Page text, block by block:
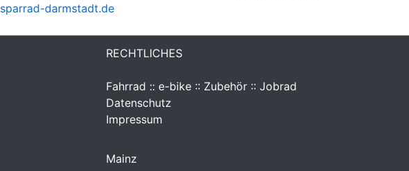
sparrad-darmstadt.de
RECHTLICHES
Fahrrad :: e-bike :: Zubehör :: Jobrad
Datenschutz
Impressum
Mainz